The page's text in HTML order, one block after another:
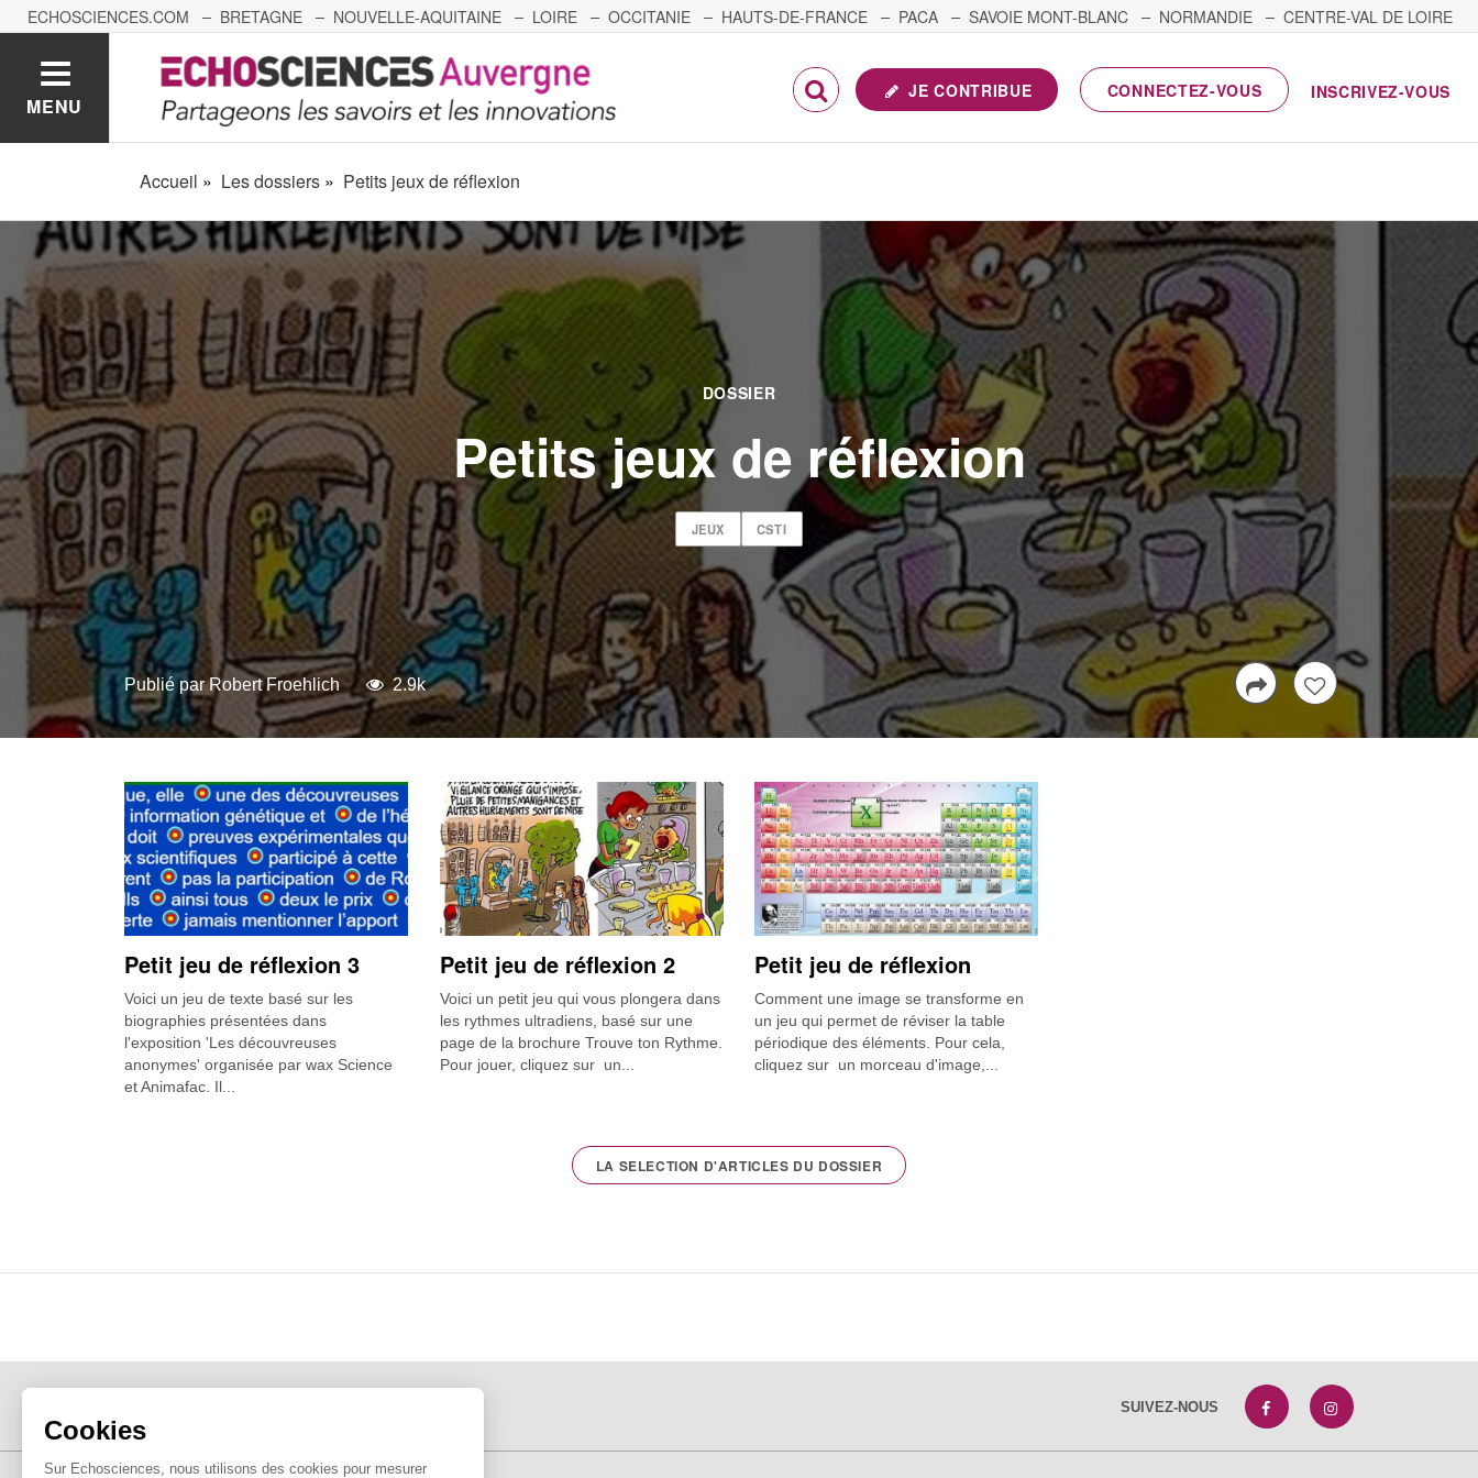
Cookies
Sur Echosciences, nous utilisons des cookies pour mesurer
ECHOSCIENCES.COM BRETAGNE NOUVELLE-AQUITAINE LOIRE OCCITANIE HAUTS-DE-FRANCE PACA SAVOIE MONT-BLANC NORMANDIE
CENTRE-VAL DE LOIRE
GRENOBLE GRAND EST BOURGOGNE-FRANCHE-COMTÉ
MENU
JE CONTRIBUE CONNECTEZ-VOUS INSCRIVEZ-VOUS
Accueil Les dossiers Petits jeux de réflexion
DOSSIER
Petits jeux de réflexion
JEUX CSTI
Publié parRobert Froehlich 2.9k
Petit jeu de réflexion 3
Voici un jeu de texte basé sur les
biographies présentées dans
l'exposition 'Les découvreuses
anonymes' organisée par wax Science
et Animafac. Il...
Petit jeu de réflexion 2
Voici un petit jeu qui vous plongera dans
les rythmes ultradiens, basé sur une
page de la brochure Trouve ton Rythme.
Pour jouer, cliquez sur un...
Petit jeu de réflexion
Comment une image se transforme en
un jeu qui permet de réviser la table
périodique des éléments. Pour cela,
cliquez sur un morceau d'image,...
LA SELECTION D'ARTICLES DU DOSSIER
SUIVEZ-NOUS